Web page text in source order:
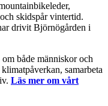
skidspår vintertid.
drivit Björnögården i
både människor och
samarbeta
Läs mer om vårt